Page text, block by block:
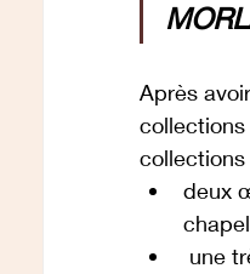
Après
collections
deux
une